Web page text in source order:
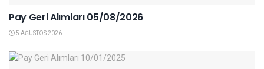
Pay Geri Alımları 05/08/2026
5 AĞUSTOS 2026